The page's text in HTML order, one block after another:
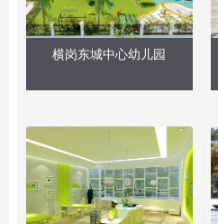
横岗东城中心幼儿园